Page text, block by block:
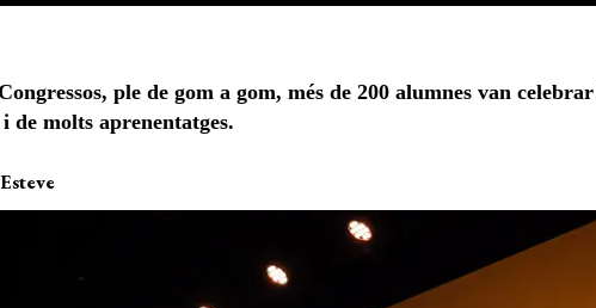
ple de gom a gom, més de 200 alumnes van
de molts aprenentatges.